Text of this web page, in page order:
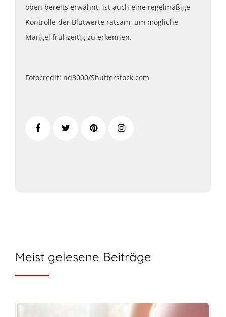
oben bereits erwähnt, ist auch eine regelmäßige
Kontrolle der Blutwerte ratsam, um mögliche
Mängel frühzeitig zu erkennen.
Fotocredit: nd3000/Shutterstock.com
Meist gelesene Beiträge